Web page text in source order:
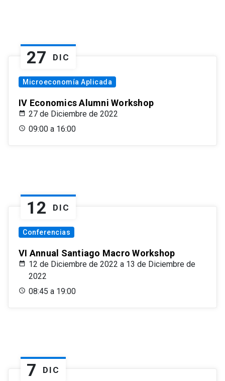
27 DIC
Microeconomía Aplicada
IV Economics Alumni Workshop
27 de Diciembre de 2022
09:00 a 16:00
12 DIC
Conferencias
VI Annual Santiago Macro Workshop
12 de Diciembre de 2022 a 13 de Diciembre de
2022
08:45 a 19:00
7 DIC